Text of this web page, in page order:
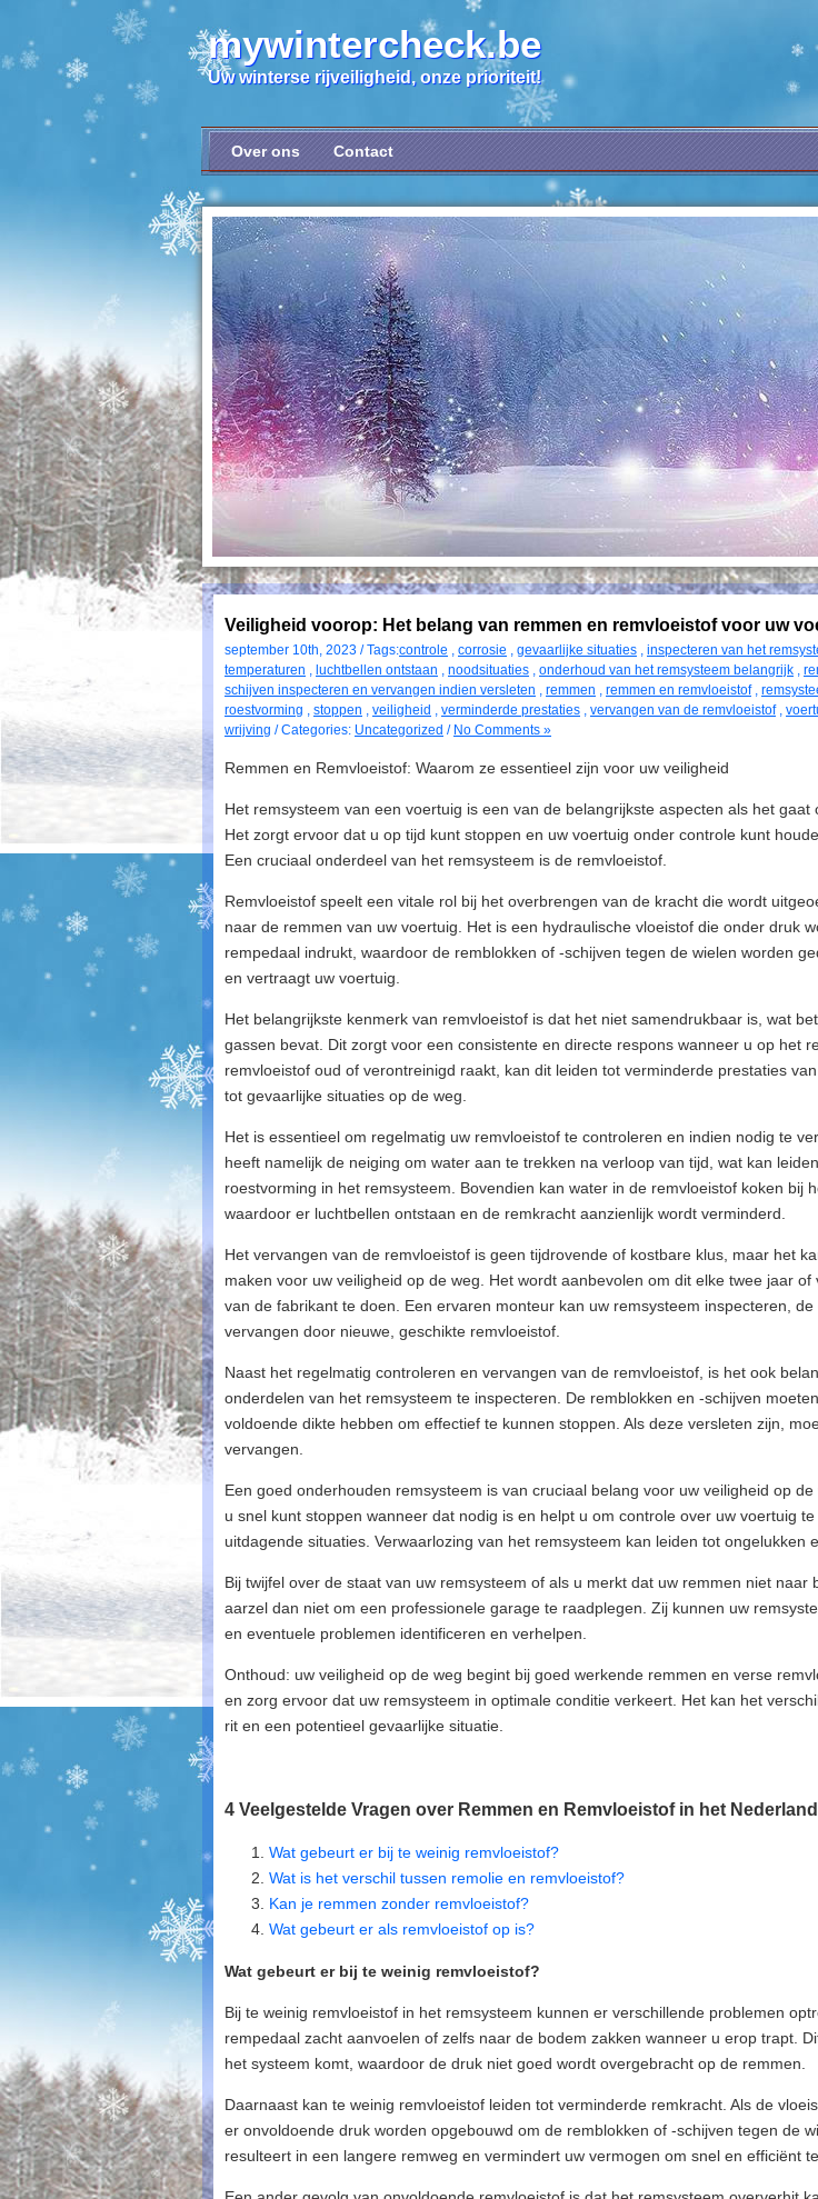
mywintercheck.be
Uw winterse rijveiligheid, onze prioriteit!
Over ons Contact
Veiligheid voorop: Het belang van remmen en remvloeistof voor uw
september 10th, 2023 / Tags:controle , corrosie , gevaarlijke situaties , inspecteren van het
temperaturen , luchtbellen ontstaan , noodsituaties , onderhoud van het remsysteem belangrijk ,
schijven inspecteren en vervangen indien versleten , remmen , remmen en remvloeistof,
roestvorming , stoppen , veiligheid , verminderde prestaties , vervangen van de remvloeistof,
wrijving / Categories: Uncategorized / No Comments »
Remmen en Remvloeistof: Waarom ze essentieel zijn voor uw veiligheid
Het remsysteem van een voertuig is een van de belangrijkste aspecten als het gaat
Het zorgt ervoor dat u op tijd kunt stoppen en uw voertuig onder controle kunt
Een cruciaal onderdeel van het remsysteem is de remvloeistof.
Remvloeistof speelt een vitale rol bij het overbrengen van de kracht die wordt
naar de remmen van uw voertuig. Het is een hydraulische vloeistof die onder druk
rempedaal indrukt, waardoor de remblokken of -schijven tegen de wielen worden
en vertraagt uw voertuig.
Het belangrijkste kenmerk van remvloeistof is dat het niet samendrukbaar is, wat
gassen bevat. Dit zorgt voor een consistente en directe respons wanneer u op het
remvloeistof oud of verontreinigd raakt, kan dit leiden tot verminderde prestaties
tot gevaarlijke situaties op de weg.
Het is essentieel om regelmatig uw remvloeistof te controleren en indien nodig te
heeft namelijk de neiging om water aan te trekken na verloop van tijd, wat kan
roestvorming in het remsysteem. Bovendien kan water in de remvloeistof koken bij
waardoor er luchtbellen ontstaan en de remkracht aanzienlijk wordt verminderd.
Het vervangen van de remvloeistof is geen tijdrovende of kostbare klus, maar het
maken voor uw veiligheid op de weg. Het wordt aanbevolen om dit elke twee jaar of
van de fabrikant te doen. Een ervaren monteur kan uw remsysteem inspecteren,
vervangen door nieuwe, geschikte remvloeistof.
Naast het regelmatig controleren en vervangen van de remvloeistof, is het ook
onderdelen van het remsysteem te inspecteren. De remblokken en -schijven
voldoende dikte hebben om effectief te kunnen stoppen. Als deze versleten zijn,
vervangen.
Een goed onderhouden remsysteem is van cruciaal belang voor uw veiligheid op
u snel kunt stoppen wanneer dat nodig is en helpt u om controle over uw voertuig
uitdagende situaties. Verwaarlozing van het remsysteem kan leiden tot ongelukken
Bij twijfel over de staat van uw remsysteem of als u merkt dat uw remmen niet naar
aarzel dan niet om een professionele garage te raadplegen. Zij kunnen uw
en eventuele problemen identificeren en verhelpen.
Onthoud: uw veiligheid op de weg begint bij goed werkende remmen en verse
en zorg ervoor dat uw remsysteem in optimale conditie verkeert. Het kan het
rit en een potentieel gevaarlijke situatie.
4 Veelgestelde Vragen over Remmen en Remvloeistof in het
Wat gebeurt er bij te weinig remvloeistof?
Wat is het verschil tussen remolie en remvloeistof?
Kan je remmen zonder remvloeistof?
Wat gebeurt er als remvloeistof op is?
Wat gebeurt er bij te weinig remvloeistof?
Bij te weinig remvloeistof in het remsysteem kunnen er verschillende problemen
rempedaal zacht aanvoelen of zelfs naar de bodem zakken wanneer u erop trapt.
het systeem komt, waardoor de druk niet goed wordt overgebracht op de remmen.
Daarnaast kan te weinig remvloeistof leiden tot verminderde remkracht. Als de
er onvoldoende druk worden opgebouwd om de remblokken of -schijven tegen de
resulteert in een langere remweg en vermindert uw vermogen om snel en efficiënt